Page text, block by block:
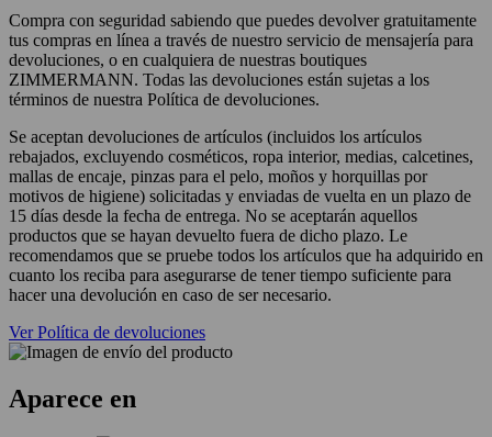
Compra con seguridad sabiendo que puedes devolver gratuitamente
tus compras en línea a través de nuestro servicio de mensajería para
devoluciones, o en cualquiera de nuestras boutiques
ZIMMERMANN. Todas las devoluciones están sujetas a los
términos de nuestra Política de devoluciones.
Se aceptan devoluciones de artículos (incluidos los artículos
rebajados, excluyendo cosméticos, ropa interior, medias, calcetines,
mallas de encaje, pinzas para el pelo, moños y horquillas por
motivos de higiene) solicitadas y enviadas de vuelta en un plazo de
15 días desde la fecha de entrega. No se aceptarán aquellos
productos que se hayan devuelto fuera de dicho plazo. Le
recomendamos que se pruebe todos los artículos que ha adquirido en
cuanto los reciba para asegurarse de tener tiempo suficiente para
hacer una devolución en caso de ser necesario.
Ver Política de devoluciones
Aparece en